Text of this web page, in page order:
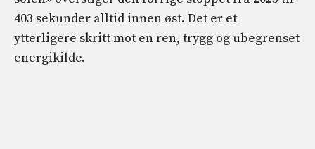
403 sekunder alltid innen øst. Det er et
ytterligere skritt mot en ren, trygg og ubegrenset
energikilde.